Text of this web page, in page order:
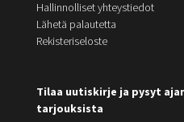
Hallinnolliset yhteystiedot
Lähetä palautetta
Rekisteriseloste
Tilaa uutiskirje ja pysyt
tarjouksista